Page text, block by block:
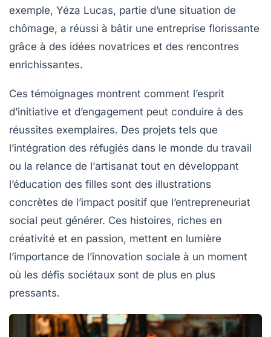
exemple, Yéza Lucas, partie d’une situation de
chômage, a réussi à bâtir une entreprise florissante
grâce à des idées novatrices et des rencontres
enrichissantes.
Ces témoignages montrent comment l’esprit
d’initiative et d’engagement peut conduire à des
réussites exemplaires. Des projets tels que
l’intégration des réfugiés dans le monde du travail
ou la relance de l’artisanat tout en développant
l’éducation des filles sont des illustrations
concrètes de l’impact positif que l’entrepreneuriat
social peut générer. Ces histoires, riches en
créativité et en passion, mettent en lumière
l’importance de l’innovation sociale à un moment
où les défis sociétaux sont de plus en plus
pressants.